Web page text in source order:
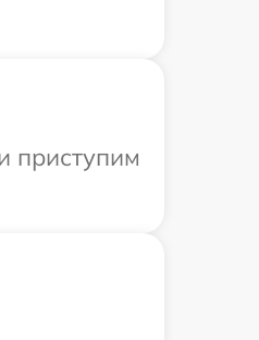
приступим